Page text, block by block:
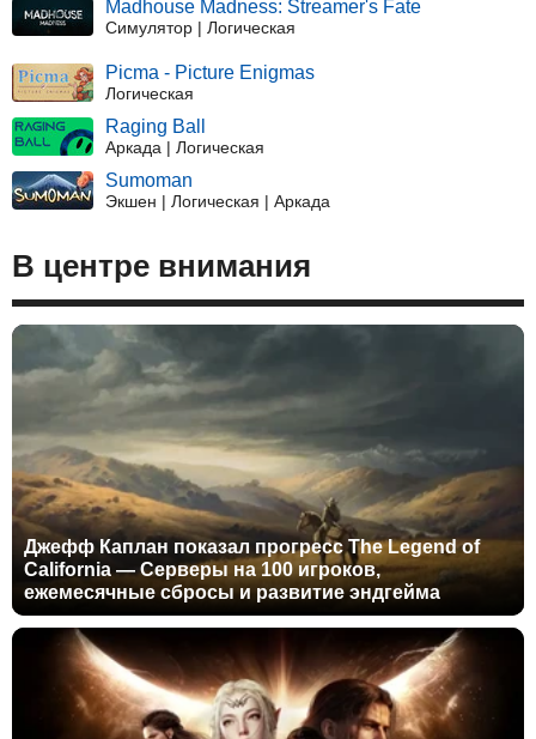
Madhouse Madness: Streamer's Fate
Симулятор | Логическая
Picma - Picture Enigmas
Логическая
Raging Ball
Аркада | Логическая
Sumoman
Экшен | Логическая | Аркада
В центре внимания
Джефф Каплан показал прогресс The Legend of
California — Серверы на 100 игроков,
ежемесячные сбросы и развитие эндгейма